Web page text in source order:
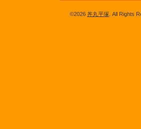
©2026 丼丸平塚 . All Rights